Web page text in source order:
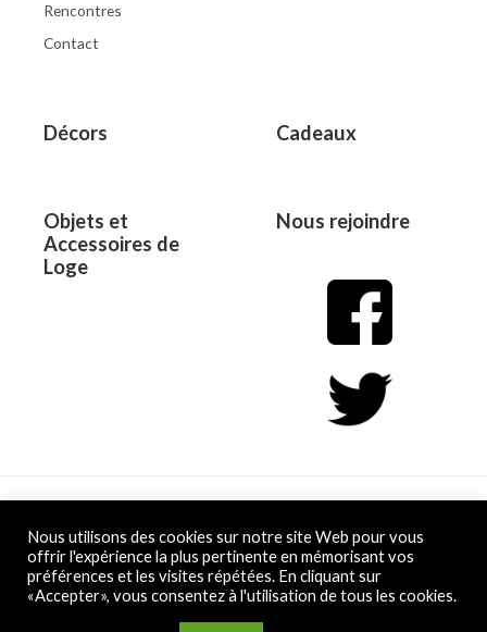
Rencontres
Contact
Décors Cadeaux
Objets et
Accessoires de
Loge
Nous rejoindre
Copyright © 2026 L&D
Powered by L&D
Nous utilisons des cookies sur notre site Web pour vous
offrir l'expérience la plus pertinente en mémorisant vos
préférences et les visites répétées. En cliquant sur
«Accepter», vous consentez à l'utilisation de tous les cookies.